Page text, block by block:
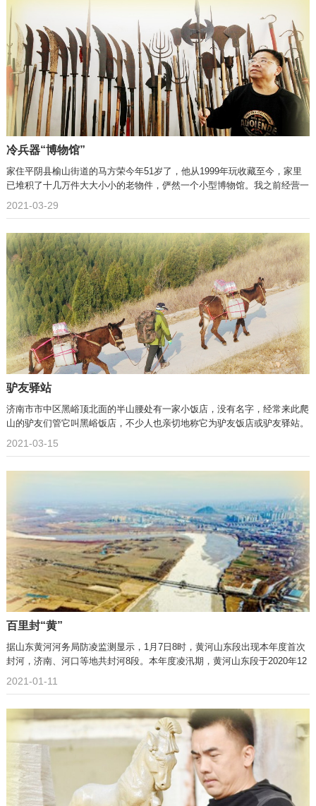
冷兵器“博物馆”
家住平阴县榆山街道的马方荣今年51岁了，他从1999年玩收藏至今，家里
已堆积了十几万件大大小小的老物件，俨然一个小型博物馆。我之前经营一
2021-03-29
驴友驿站
济南市市中区黑峪顶北面的半山腰处有一家小饭店，没有名字，经常来此爬
山的驴友们管它叫黑峪饭店，不少人也亲切地称它为驴友饭店或驴友驿站。
2021-03-15
百里封“黄”
据山东黄河河务局防凌监测显示，1月7日8时，黄河山东段出现本年度首次
封河，济南、河口等地共封河8段。本年度凌汛期，黄河山东段于2020年12
2021-01-11